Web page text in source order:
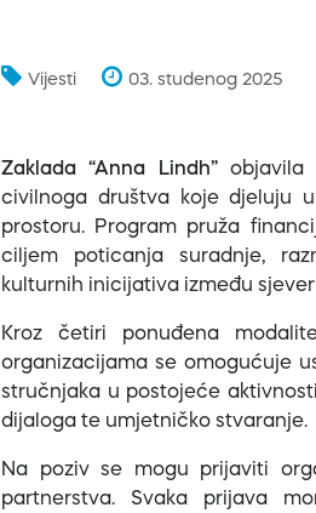
Vijesti 03. studenog 2025
Zaklada “Anna Lindh”objavila
civilnoga društva koje djeluju
prostoru. Program pruža
ciljem poticanja suradnje,
kulturnih inicijativa između
Kroz četiri ponuđena
organizacijama se omogućuje
stručnjaka u postojeće
dijaloga te umjetničko stvaranje.
Na poziv se mogu prijaviti
partnerstva. Svaka prijava